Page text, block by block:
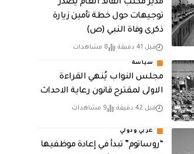
مدير مكتب القائد العام يصدر
توجيهات حول خطة تأمين زيارة
ذكرى وفاة النبي (ص)
قبل 41 دقيقة 8 مشاهدات
سياسة
مجلس النواب يُنهي القراءة
الاولى لمقترح قانون رعاية الاحداث
قبل 42 دقيقة 9 مشاهدات
عربي ودولي
“روساتوم” تبدأ في إعادة موظفيها